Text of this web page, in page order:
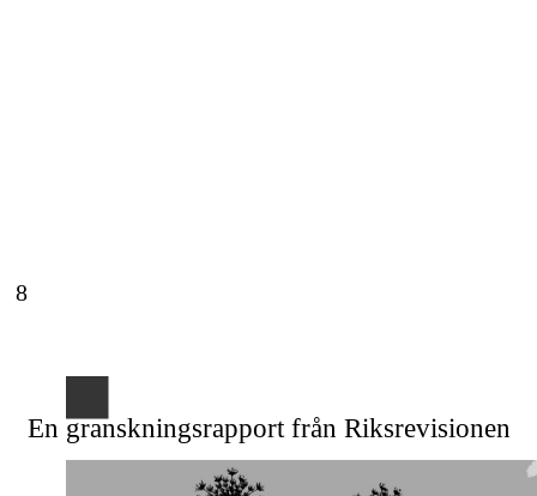
8
En granskningsrapport från Riksrevisionen